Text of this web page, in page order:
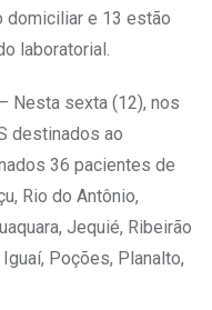
domiciliar e 13 estão
laboratorial.
Nesta sexta (12), nos
destinados ao
36 pacientes de
Rio do Antônio,
Jequié, Ribeirão
Poções, Planalto,